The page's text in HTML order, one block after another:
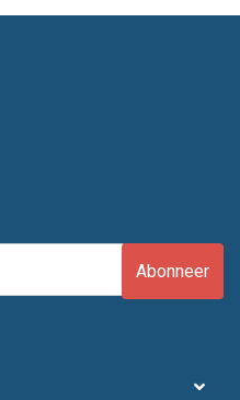
Abonneer